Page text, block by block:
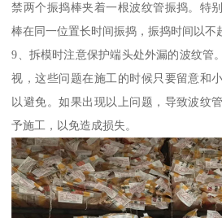
禁两个振捣棒夹着一根波纹管振捣。特
棒在同一位置长时间振捣，振捣时间以不
9、拆模时注意保护端头处外漏的波纹管
视，这些问题在施工的时候只要留意和
以避免。如果出现以上问题，导致波纹
予施工，以免造成损失。